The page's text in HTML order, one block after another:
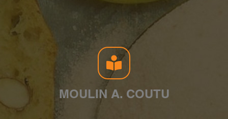
MOULIN A. COUTU